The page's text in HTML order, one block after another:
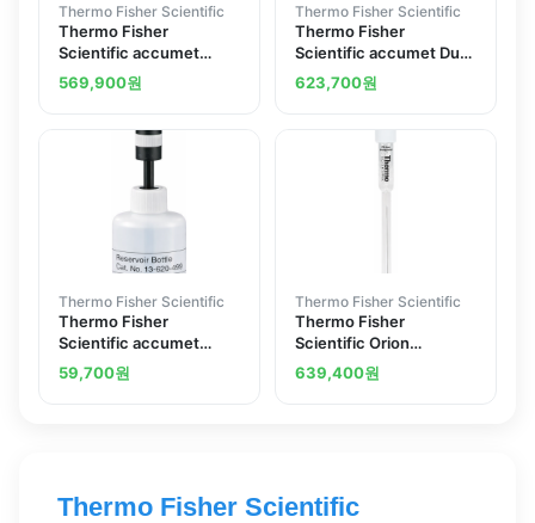
Thermo Fisher Scientific
Thermo Fisher
Scientific accumet
Liquid-Filled Epoxy Body
pH Combination
569,900원
Thermo Fisher Scientific
Thermo Fisher
Scientific accumet Dual
Platinum Pin KF Titration
Electrode - Mercury -
623,700원
Thermo Fisher Scientific
Thermo Fisher
Scientific accumet
Electrode Reservoir -
Mercury - Free
59,700원
Thermo Fisher Scientific
Thermo Fisher
Scientific Orion
Combination pH
Electrode semi-micro
639,400원
Thermo Fisher Scientific